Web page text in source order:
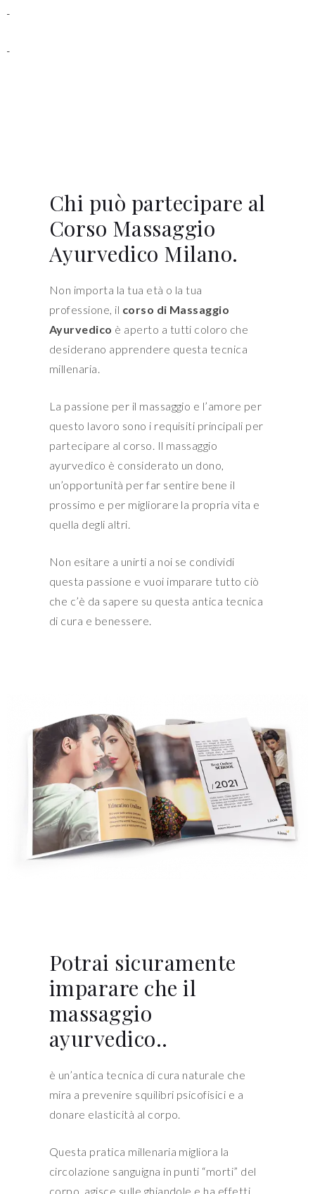
Chi può partecipare al
Corso Massaggio
Ayurvedico Milano.
Non importa la tua età o la tua
professione, il corso di Massaggio
Ayurvedico è aperto a tutti coloro che
desiderano apprendere questa tecnica
millenaria.
La passione per il massaggio e l’amore per
questo lavoro sono i requisiti principali per
partecipare al corso. Il massaggio
ayurvedico è considerato un dono,
un’opportunità per far sentire bene il
prossimo e per migliorare la propria vita e
quella degli altri.
Non esitare a unirti a noi se condividi
questa passione e vuoi imparare tutto ciò
che c’è da sapere su questa antica tecnica
di cura e benessere.
Potrai sicuramente
imparare che il
massaggio
ayurvedico..
è un’antica tecnica di cura naturale che
mira a prevenire squilibri psicofisici e a
donare elasticità al corpo.
Questa pratica millenaria migliora la
circolazione sanguigna in punti “morti” del
corpo, agisce sulle ghiandole e ha effetti